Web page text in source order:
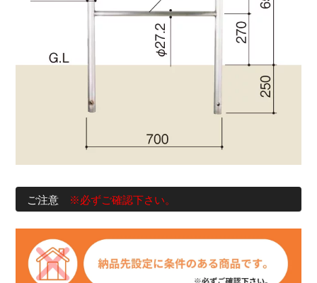
ご注意 ※必ずご確認下さい。